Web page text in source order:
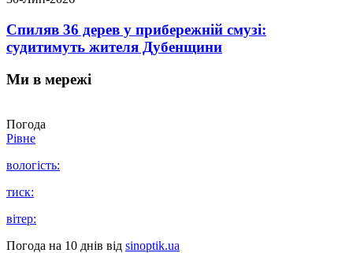
Спиляв 36 дерев у прибережній смузі:
судитимуть жителя Дубенщини
Ми в мережі
Погода
Рівне
вологість:
тиск:
вітер:
Погода на 10 днів від sinoptik.ua